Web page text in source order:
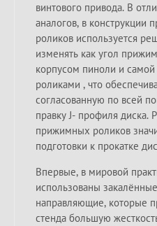
винтового привода. В
аналогов, в конструкции
роликов используется
изменять как угол
корпусом пиноли и
роликами , что
согласованную по всей
правку J- профиля диска.
прижимных роликов
подготовки к прокатке
Впервые, в мировой
использованы
направляющие, которые
стенда большую